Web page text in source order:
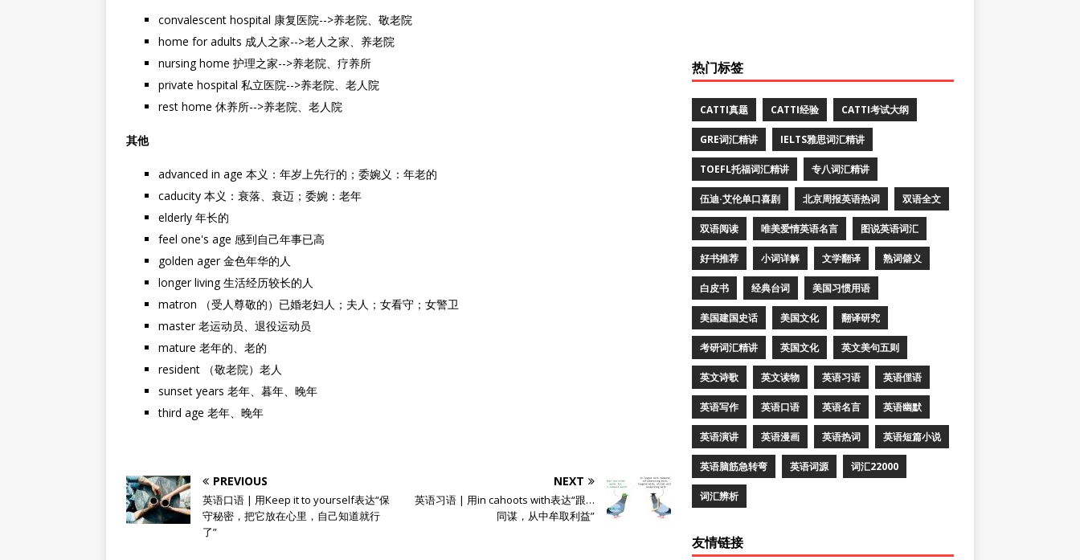
convalescent hospital 康复医院-->养老院、敬老院
home for adults 成人之家-->老人之家、养老院
nursing home 护理之家-->养老院、疗养所
private hospital 私立医院-->养老院、老人院
rest home 休养所-->养老院、老人院
其他
advanced in age 本义：年岁上先行的；委婉义：年老的
caducity 本义：衰落、衰迈；委婉：老年
elderly 年长的
feel one's age 感到自己年事已高
golden ager 金色年华的人
longer living 生活经历较长的人
matron （受人尊敬的）已婚老妇人；夫人；女看守；女警卫
master 老运动员、退役运动员
mature 老年的、老的
resident （敬老院）老人
sunset years 老年、暮年、晚年
third age 老年、晚年
PREVIOUS
英语口语 | 用Keep it to yourself表达“保
守秘密，把它放在心里，自己知道就行
了”
NEXT
英语习语 | 用in cahoots with表达“跟…
同谋，从中牟取利益”
热门标签
CATTI真题 CATTI经验 CATTI考试大纲
GRE词汇精讲 IELTS雅思词汇精讲
TOEFL托福词汇精讲 专八词汇精讲
伍迪·艾伦单口喜剧 北京周报英语热词 双语全文
双语阅读 唯美爱情英语名言 图说英语词汇
好书推荐 小词详解 文学翻译 熟词僻义
白皮书 经典台词 美国习惯用语
美国建国史话 美国文化 翻译研究
考研词汇精讲 英国文化 英文美句五则
英文诗歌 英文读物 英语习语 英语俚语
英语写作 英语口语 英语名言 英语幽默
英语演讲 英语漫画 英语热词 英语短篇小说
英语脑筋急转弯 英语词源 词汇22000
词汇辨析
友情链接